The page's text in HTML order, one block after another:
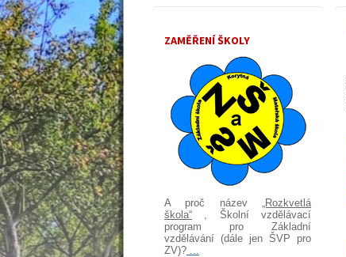
ZAMĚŘENÍ ŠKOLY
A proč název
„Rozkvetlá
škola“ , Školní vzdělávací
program pro Základní
vzdělávání (dále jen ŠVP pro
ZV)?